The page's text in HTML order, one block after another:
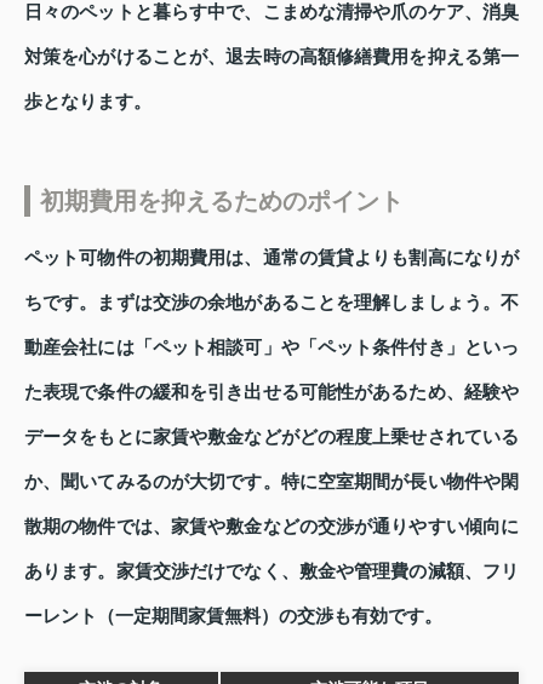
日々のペットと暮らす中で、こまめな清掃や爪のケア、消臭
対策を心がけることが、退去時の高額修繕費用を抑える第一
歩となります。
初期費用を抑えるためのポイント
ペット可物件の初期費用は、通常の賃貸よりも割高になりが
ちです。まずは交渉の余地があることを理解しましょう。不
動産会社には「ペット相談可」や「ペット条件付き」といっ
た表現で条件の緩和を引き出せる可能性があるため、経験や
データをもとに家賃や敷金などがどの程度上乗せされている
か、聞いてみるのが大切です。特に空室期間が長い物件や閑
散期の物件では、家賃や敷金などの交渉が通りやすい傾向に
あります。家賃交渉だけでなく、敷金や管理費の減額、フリ
ーレント（一定期間家賃無料）の交渉も有効です。